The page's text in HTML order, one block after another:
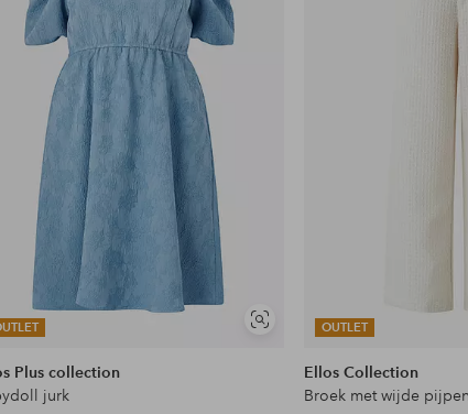
Soortgelijke
Plus collection
jurk
OUTLET
Ellos Collection
Broek met wijde